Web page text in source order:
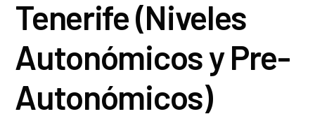
Tenerife (Niveles
Autonómicos y Pre-
Autonómicos)
Documentación
Blog
Formación